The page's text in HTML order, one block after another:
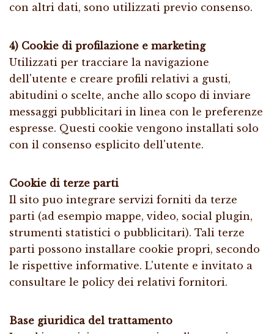
con altri dati, sono utilizzati previo consenso.
4) Cookie di profilazione e marketing
Utilizzati per tracciare la navigazione
dell'utente e creare profili relativi a gusti,
abitudini o scelte, anche allo scopo di inviare
messaggi pubblicitari in linea con le preferenze
espresse. Questi cookie vengono installati solo
con il consenso esplicito dell'utente.
Cookie di terze parti
Il sito puo integrare servizi forniti da terze
parti (ad esempio mappe, video, social plugin,
strumenti statistici o pubblicitari). Tali terze
parti possono installare cookie propri, secondo
le rispettive informative. L'utente e invitato a
consultare le policy dei relativi fornitori.
Base giuridica del trattamento